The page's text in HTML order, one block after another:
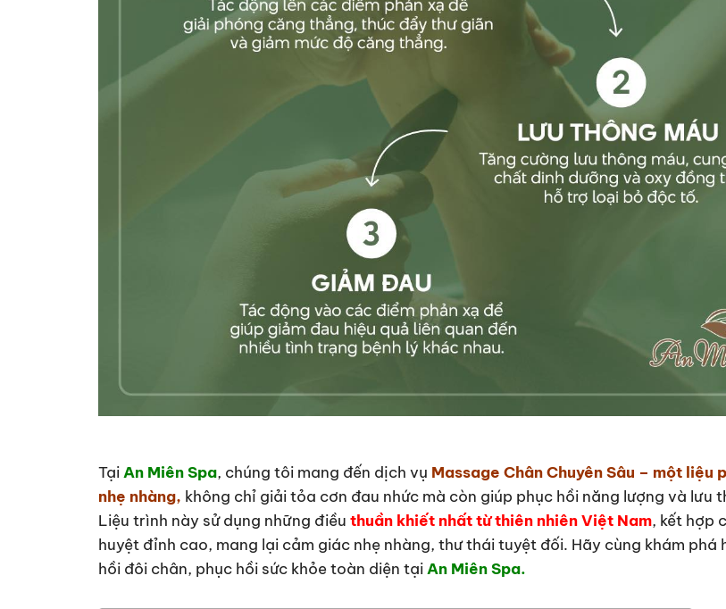
TạiAn Miên Spa, chúng tôi mang đến dịch vụ Massage Chân Chuyên Sâu – một liệu
nhẹ nhàng, không chỉ giải tỏa cơn đau nhức mà còn giúp phục hồi năng lượng và lưu
Liệu trình này sử dụng những điều thuần khiết nhất từ thiên nhiên Việt Nam, kết hợp
huyệt đỉnh cao, mang lại cảm giác nhẹ nhàng, thư thái tuyệt đối. Hãy cùng khám phá
hồi đôi chân, phục hồi sức khỏe toàn diện tạiAn Miên Spa.